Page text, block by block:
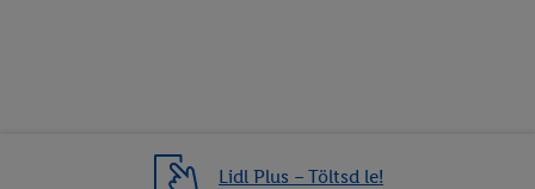
Lidl Plus – Töltsd le!